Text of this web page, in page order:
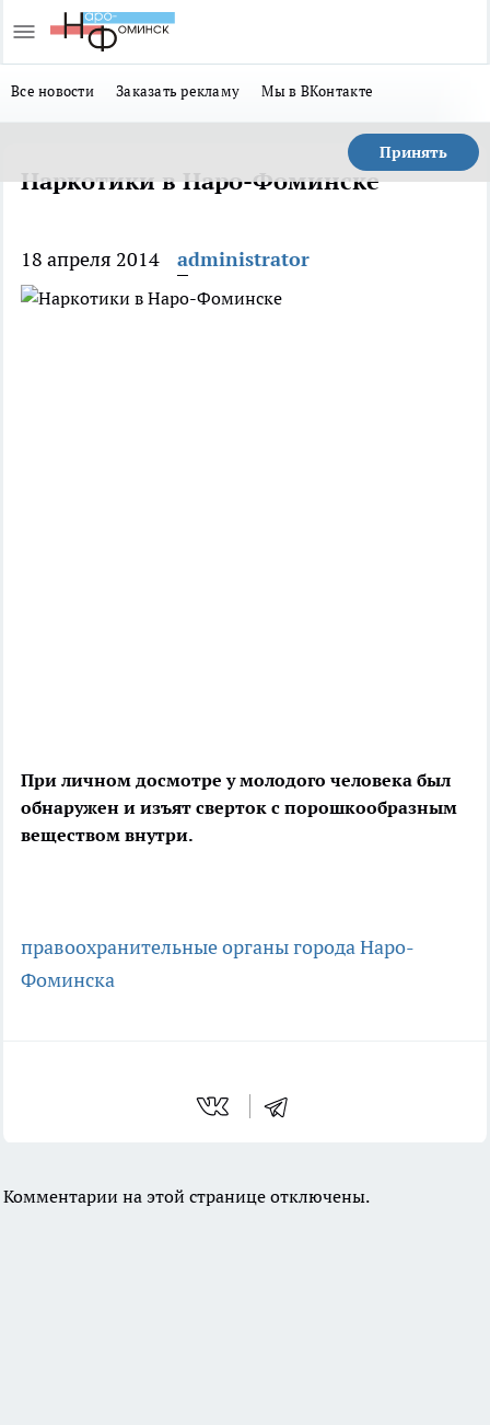
Все новости Заказать рекламу Мы в ВКонтакте
Принять
Наркотики в Наро-Фоминске
18 апреля 2014 administrator
При личном досмотре у молодого человека был
обнаружен и изъят сверток с порошкообразным
веществом внутри.
правоохранительные органы города Наро-
Фоминска
Комментарии на этой странице отключены.